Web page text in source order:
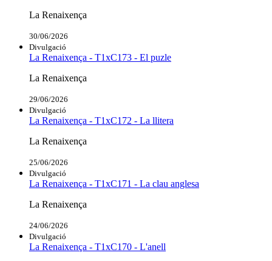
La Renaixença
30/06/2026
Divulgació
La Renaixença - T1xC173 - El puzle
La Renaixença
29/06/2026
Divulgació
La Renaixença - T1xC172 - La llitera
La Renaixença
25/06/2026
Divulgació
La Renaixença - T1xC171 - La clau anglesa
La Renaixença
24/06/2026
Divulgació
La Renaixença - T1xC170 - L'anell